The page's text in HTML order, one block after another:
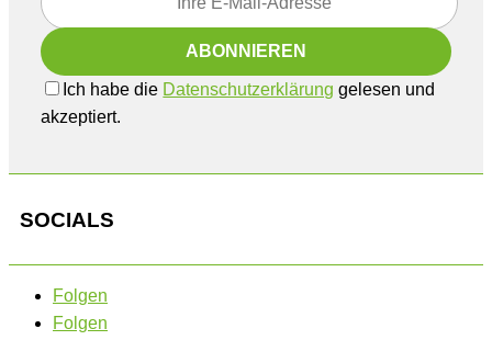
Ich habe die Datenschutzerklärung gelesen und
akzeptiert.
SOCIALS
Folgen
Folgen